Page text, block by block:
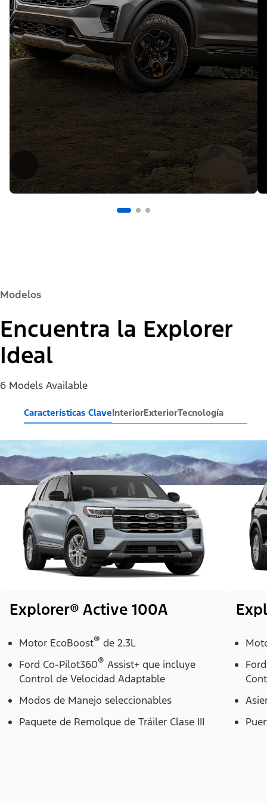
Modelos
Encuentra la Explorer
Ideal
6 Models Available
Características ClaveInteriorExteriorTecnología
Explorer® Active 100A
Motor EcoBoost® de 2.3L
Ford Co-Pilot360® Assist+ que incluye
Control de Velocidad Adaptable
Modos de Manejo seleccionables
Paquete de Remolque de Tráiler Clase III